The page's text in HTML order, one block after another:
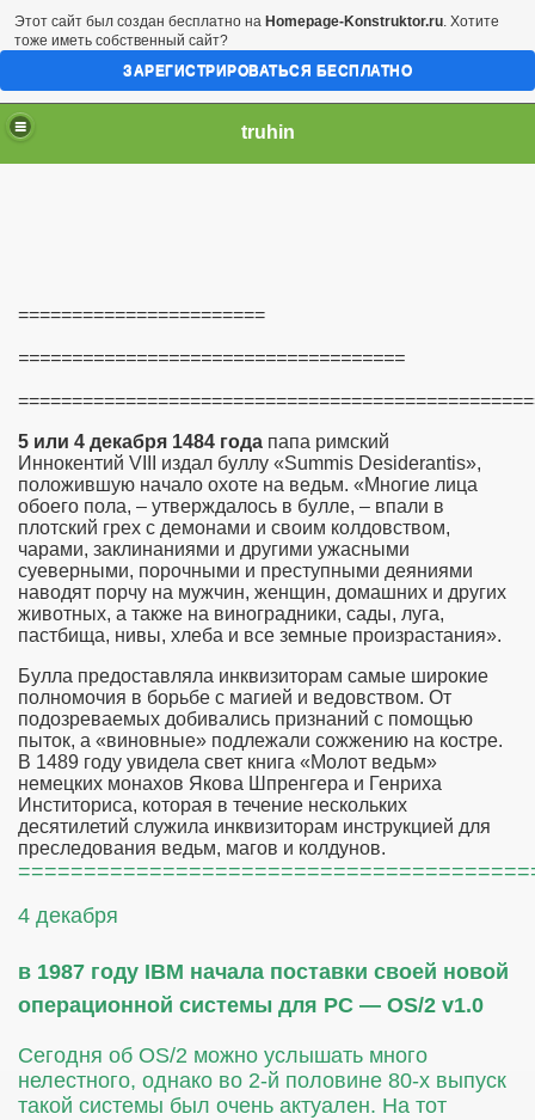
truhin
=======================
====================================
5 или 4 декабря 1484 года папа римский
Иннокентий VIII издал буллу «Summis Desiderantis»,
положившую начало охоте на ведьм. «Многие лица
обоего пола, – утверждалось в булле, – впали в
плотский грех с демонами и своим колдовством,
чарами, заклинаниями и другими ужасными
суеверными, порочными и преступными деяниями
наводят порчу на мужчин, женщин, домашних и других
животных, а также на виноградники, сады, луга,
пастбища, нивы, хлеба и все земные произрастания».
Булла предоставляла инквизиторам самые широкие
полномочия в борьбе с магией и ведовством. От
подозреваемых добивались признаний с помощью
пыток, а «виновные» подлежали сожжению на костре.
В 1489 году увидела свет книга «Молот ведьм»
немецких монахов Якова Шпренгера и Генриха
Инститориса, которая в течение нескольких
десятилетий служила инквизиторам инструкцией для
преследования ведьм, магов и колдунов.
4 декабря
в 1987 году IBM начала поставки своей новой
операционной системы для PC — OS/2 v1.0
Сегодня об OS/2 можно услышать много
нелестного, однако во 2-й половине 80-х выпуск
такой системы был очень актуален. На тот
Этот сайт был создан бесплатно на Homepage-Konstruktor.ru. Хотите
тоже иметь собственный сайт?
ЗАРЕГИСТРИРОВАТЬСЯ БЕСПЛАТНО